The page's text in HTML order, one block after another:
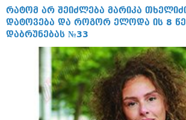
მაისი 2012 (240)
აპრილი 2012 (294)
მარტი 2012 (259)
იანვარი 2012 (322)
ნოემბერი 2011 (471)
ოქტომბერი 2011 (754)
სექტემბერი 2011 (407)
აგვისტო 2011 (249)
ივლისი 2011 (400)
რატომ არ შეიძლება მარიკა
დატოვება და როგორ ელოდა ის 8
დაბრუნებას №33